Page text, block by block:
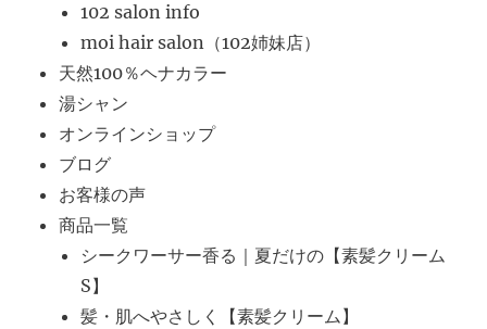
102 salon info
moi hair salon（102姉妹店）
天然100％ヘナカラー
湯シャン
オンラインショップ
ブログ
お客様の声
商品一覧
シークワーサー香る｜夏だけの【素髪クリーム
S】
髪・肌へやさしく【素髪クリーム】